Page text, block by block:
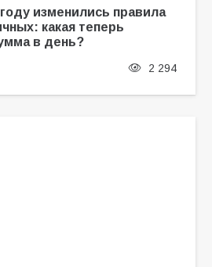
изменились правила
какая теперь
в день?
2 294